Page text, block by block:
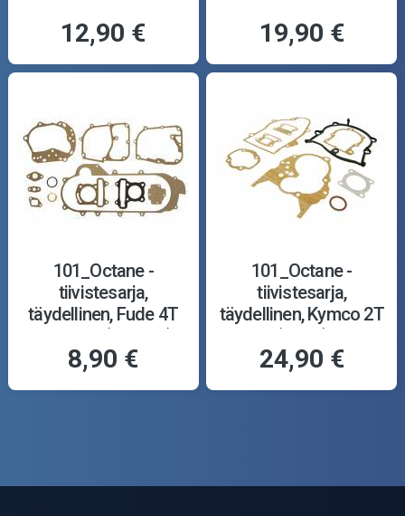
12,90 € 19,90 €
101_Octane -
tiivistesarja,
täydellinen, Fude 4T
12-tuum. (430mm)
8,90 €
101_Octane -
tiivistesarja,
täydellinen, Kymco 2T
(pysty)
24,90 €